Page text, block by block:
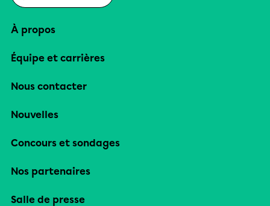
À propos
Équipe et carrières
Nous contacter
Nouvelles
Concours et sondages
Nos partenaires
Salle de presse